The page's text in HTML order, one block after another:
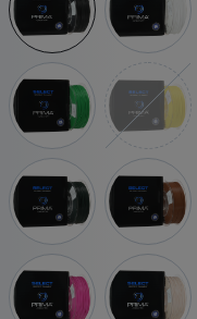
Yhteensopiva kaikkien
Ei myrkyllisiä höyryjä
Saatavana monissa eri
efekteinä.